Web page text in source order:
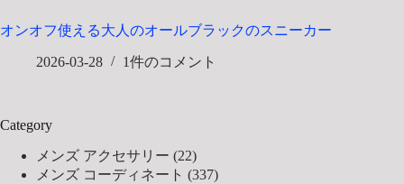
オンオフ使える大人のオールブラックのスニーカー
2026-03-28 1件のコメント
Category
メンズ アクセサリー (22)
メンズ コーディネート (337)